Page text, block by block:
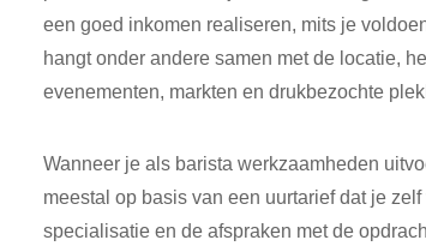
een goed inkomen realiseren, mits je
hangt onder andere samen met de locatie,
evenementen, markten en drukbezochte
Wanneer je als barista werkzaamheden
meestal op basis van een uurtarief dat je
specialisatie en de afspraken met de